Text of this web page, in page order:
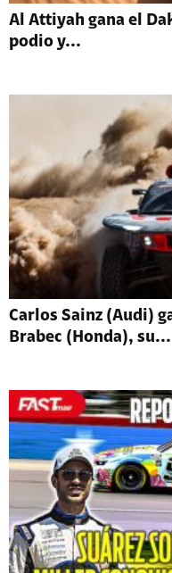
Al Attiyah gana el
podio y...
Carlos Sainz (Audi)
Brabec (Honda), su...